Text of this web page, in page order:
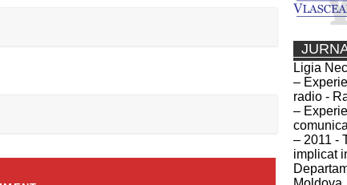
Ligia
–
radio -
–
– 2011 -
implicat